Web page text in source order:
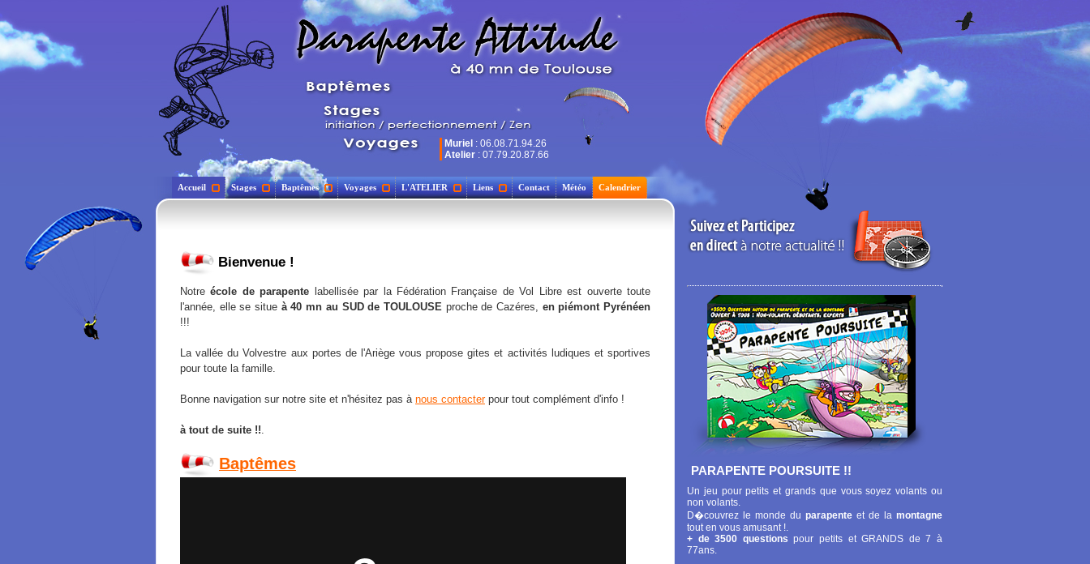
Muriel : 06.08.71.94.26
Atelier : 07.79.20.87.66
Accueil Stages Baptêmes Voyages L'ATELIER Liens Contact Météo Calendrier
Bienvenue !
Notreécole de parapente labellisée par la Fédération Française de Vol Libre est ouverte toute
l'année, elle se situe à 40 mn au SUD de TOULOUSEproche de Cazéres, en piémont Pyrénéen
!!!
La vallée du Volvestre aux portes de l'Ariège vous propose gites et activités ludiques et sportives
pour toute la famille.
Bonne navigation sur notre site et n'hésitez pas à nous contacterpour tout complément d'info !
à tout de suite !!.
Baptêmes PARAPENTE POURSUITE !!
Un jeu pour petits et grands que vous soyez volants ou
non volants.
D�couvrez le monde du parapente et de la montagne
tout en vous amusant !.
+ de 3500 questions pour petits et GRANDS de 7 à
77ans.